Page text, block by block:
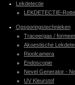
Lekdetectie
LEKDETECTIE-
Opsporingstechnieken
Traceergas /
Akoestische
Rioolcamera
Endoscopie
Nevel Generator -
UV Kleurstof